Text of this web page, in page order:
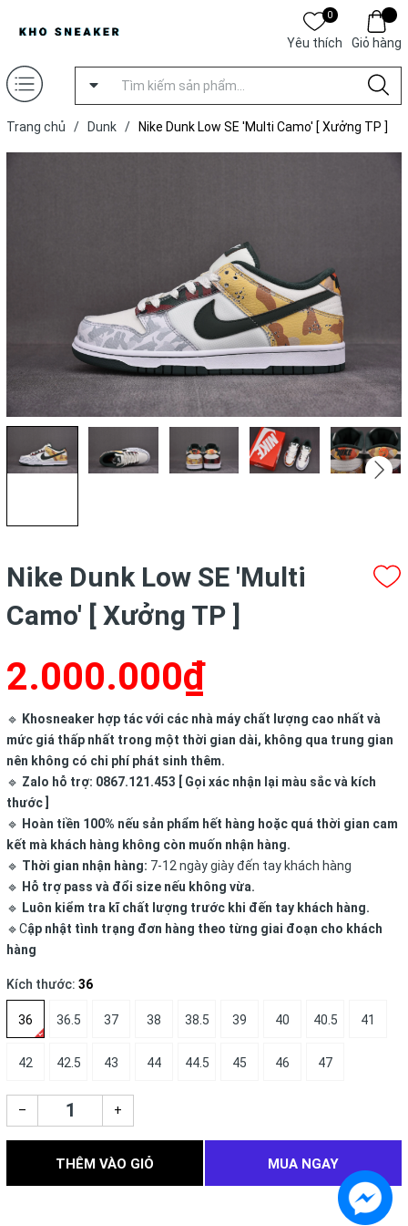
0
Yêu thích Giỏ hàng
Trang chủ / Dunk / Nike Dunk Low SE 'Multi Camo' [ Xưởng TP ]
Nike Dunk Low SE 'Multi
Camo' [ Xưởng TP ]
2.000.000₫
🔹 Khosneaker hợp tác với các nhà máy chất lượng cao nhất và
mức giá thấp nhất trong một thời gian dài, không qua trung gian
nên không có chi phí phát sinh thêm.
🔹 Zalo hỗ trợ: 0867.121.453 [ Gọi xác nhận lại màu sắc và kích
thước ]
🔹 Hoàn tiền 100% nếu sản phẩm hết hàng hoặc quá thời gian cam
kết mà khách hàng không còn muốn nhận hàng.
🔹 Thời gian nhận hàng: 7-12 ngày giày đến tay khách hàng
🔹 Hỗ trợ pass và đổi size nếu không vừa.
🔹 Luôn kiểm tra kĩ chất lượng trước khi đến tay khách hàng.
🔹Cập nhật tình trạng đơn hàng theo từng giai đoạn cho khách
hàng
Kích thước: 36
36 36.5 37 38 38.5 39 40 40.5 41
42 42.5 43 44 44.5 45 46 47
– +
THÊM VÀO GIỎ MUA NGAY